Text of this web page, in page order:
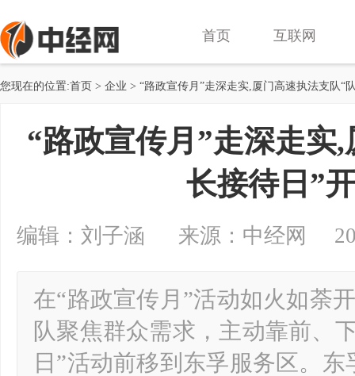
首页 互联网
您现在的位置:首页 > 企业 > “路政宣传月”走深走实,厦门高速执法支队“
“路政宣传月”走深走实
长接待日”
编辑：刘子涵 来源：中经网
在“路政宣传月”活动如火如荼
队聚焦群众需求，主动靠前、
日”活动前移到东孚服务区。